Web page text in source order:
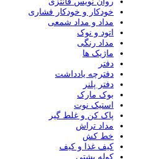
خودکار و خودکار فشاری
مداد و مداد شمعی
اتود و نوک
مداد رنگی
ماژیک ها
دفتر
دفترچه یادداشت
دفتر پلنر
بوک مارک
استیک نوت
پاک کن و غلط گیر
مداد تراش
خط کش
کیف غذا و کیف
کوله پشتی